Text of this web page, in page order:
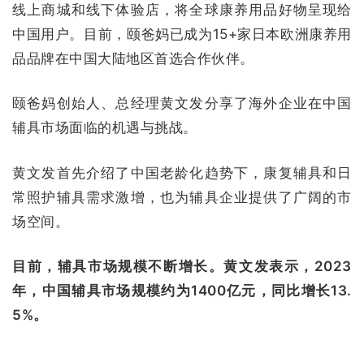
线上商城和线下体验店，将全球康养用品好物呈现给
中国用户。目前，颐爸妈已成为15+家日本欧洲康养用
品品牌在中国大陆地区首选合作伙伴。
颐爸妈创始人、总经理黄文发分享了海外企业在中国
辅具市场面临的机遇与挑战。
黄文发首先介绍了中国老龄化趋势下，康复辅具和日
常照护辅具需求激增，也为辅具企业提供了广阔的市
场空间。
目前，辅具市场规模不断增长。黄文发表示，2023
年，中国辅具市场规模约为1400亿元，同比增长13.
5%。